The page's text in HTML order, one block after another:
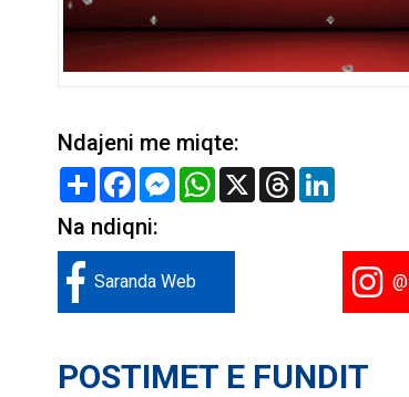
Ndajeni me miqte:
Share FacebookMessenger
WhatsApp
X Threads
Na ndiqni:
Saranda Web
POSTIMET E FUNDIT